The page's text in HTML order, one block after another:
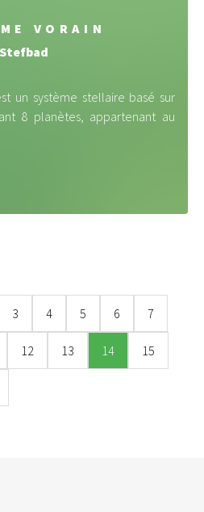
VORAIN
Stefbad
un système stellaire basé sur
8 planètes, appartenant au
3 4 5 6 7
12 13 14 15